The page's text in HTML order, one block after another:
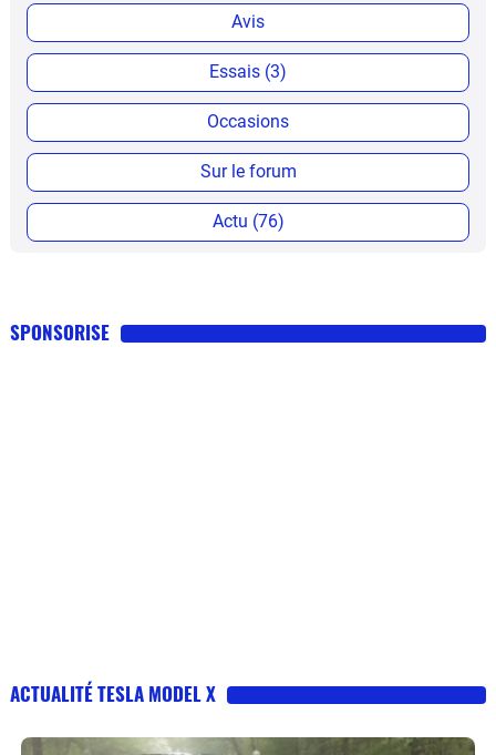
Avis
Essais (3)
Occasions
Sur le forum
Actu (76)
SPONSORISE
ACTUALITÉ TESLA MODEL X